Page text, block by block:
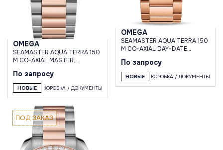
OMEGA
SEAMASTER AQUA TERRA 150
M CO-AXIAL MASTER
SECONDS 38 MM
По запросу
НОВЫЕ КОРОБКА / ДОКУМЕНТЫ
OMEGA
SEAMASTER AQUA TERRA 150
M CO-AXIAL DAY-DATE
По запросу
НОВЫЕ КОРОБКА / ДОКУМЕНТЫ
ПОД ЗАКАЗ